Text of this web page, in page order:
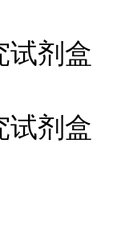
试剂盒
试剂盒